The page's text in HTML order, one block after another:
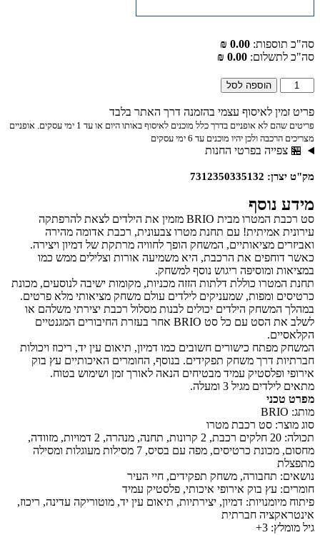
סה"כ תוספות: 0.00 ₪
סה"כ לתשלום: 0.00 ₪
הוספה לסל
פריט זמין לאיסוף עצמי בהזמנה דרך האתר בלבד
פריטים שהם לא אופניים בדרך כלל מוכנים לאיסוף באותו היום או עד 1 ימי עסקים. אופניים
מצריכים הרכבה ולכן יהיו מוכנים עד 6 ימי עסקים
🏪 צפייה בפרטי החנות
מק"ט יצרן: 7312350335132
מידע נוסף
סט רכבת המטרו מבית BRIO מזמין את הילדים לצאת להרפתקה
עירונית אמיתית! עם תחנת מטרו צבעונית, רכבת אדומה מהירה
ואביזרים מציאותיים, המשחק הופך לחוויה מרתקת של דמיון ויצירה.
כאשר דוחפים את הרכבת, היא משמיעה אורות וצלילים ממש כמו
במציאות ומוסיפה ריגוש נוסף למשחק.
תחנת המטרו כוללת דלתות הזזה מכניות, מקומות ישיבה לנוסעים, מכונת
כרטיסים ומפות, שמעניקים לילדים עולם משחק מציאותי מלא פרטים.
במהלך המשחק הילדים יכולים לבנות מסלול רכבת יצירתי משלהם או
לשלב את הסט עם כל סט BRIO אחר בעזרת החיבורים המגנטיים
הקלאסיים.
המשחק מפתח כישורים חשובים כמו דמיון, תיאום עין יד, ריכוז ויכולות
חברתיות דרך משחק תפקידים. בנוסף, החומרים האיכותיים עץ בוק
אירופי ופלסטיק עמיד מבטיחים הנאה לאורך זמן ושימוש בטוח.
מתאים לילדים מגיל 3 ומעלה.
מפרט טכני
מותג: BRIO
סוג מוצר: סט רכבת מטרו
תכולה: 20 חלקים רכבת, 2 קרונות, תחנה, מנהרה, 2 דמויות, מזוודה,
מחסום, מכונת כרטיסים, מפה עם בסיס, 7 מסילות מעוגלות ומסילה
מתפצלת
נושאים: תחבורה, משחק תפקידים, חיי העיר
חומרים: עץ בוק אירופי איכותי, פלסטיק עמיד
פיתוח מיומנויות: דמיון, יצירתיות, תיאום עין יד, מוטוריקה עדינה, ריכוז,
אינטראקציה חברתית
גיל מומלץ: 3+